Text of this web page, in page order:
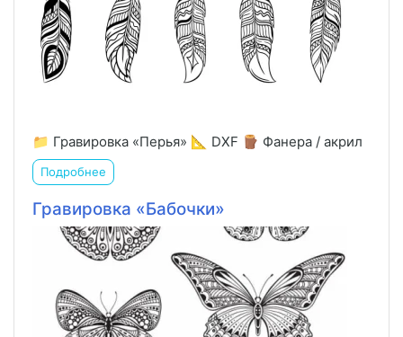
📁 Гравировка «Перья» 📐 DXF 🪵 Фанера / акрил
Подробнее
Гравировка «Бабочки»